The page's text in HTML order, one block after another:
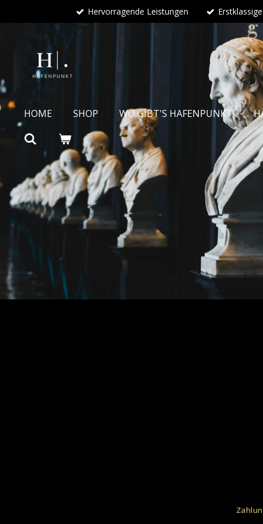
Hervorragende Leistungen
HOME SHOP WO GIBT'S HAFENPUNKT